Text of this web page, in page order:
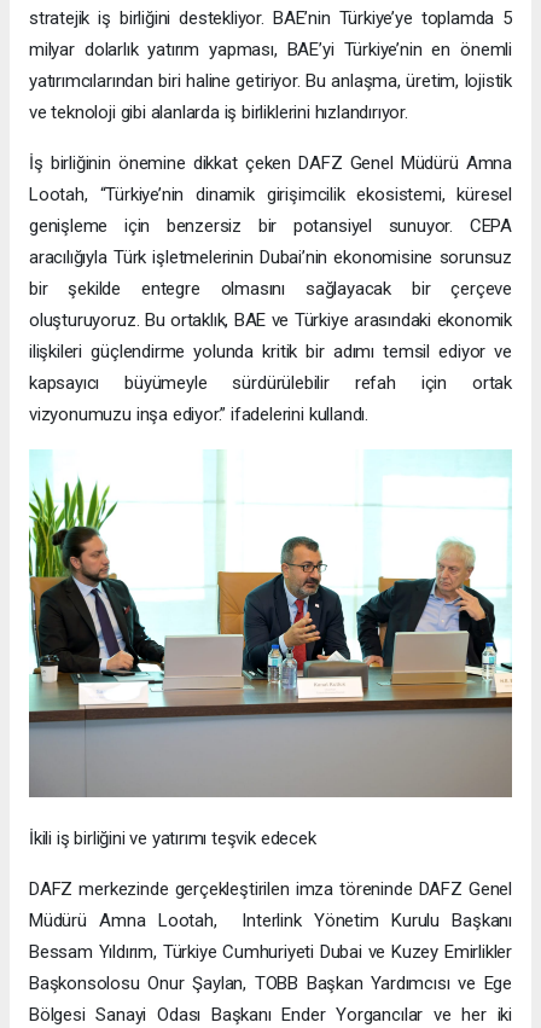
stratejik iş birliğini destekliyor. BAE’nin Türkiye’ye toplamda 5
milyar dolarlık yatırım yapması, BAE’yi Türkiye’nin en önemli
yatırımcılarından biri haline getiriyor. Bu anlaşma, üretim, lojistik
ve teknoloji gibi alanlarda iş birliklerini hızlandırıyor.
İş birliğinin önemine dikkat çeken DAFZ Genel Müdürü Amna
Lootah, “Türkiye’nin dinamik girişimcilik ekosistemi, küresel
genişleme için benzersiz bir potansiyel sunuyor. CEPA
aracılığıyla Türk işletmelerinin Dubai’nin ekonomisine sorunsuz
bir şekilde entegre olmasını sağlayacak bir çerçeve
oluşturuyoruz. Bu ortaklık, BAE ve Türkiye arasındaki ekonomik
ilişkileri güçlendirme yolunda kritik bir adımı temsil ediyor ve
kapsayıcı büyümeyle sürdürülebilir refah için ortak
vizyonumuzu inşa ediyor.” ifadelerini kullandı.
İkili iş birliğini ve yatırımı teşvik edecek
DAFZ merkezinde gerçekleştirilen imza töreninde DAFZ Genel
Müdürü Amna Lootah, Interlink Yönetim Kurulu Başkanı
Bessam Yıldırım, Türkiye Cumhuriyeti Dubai ve Kuzey Emirlikler
Başkonsolosu Onur Şaylan, TOBB Başkan Yardımcısı ve Ege
Bölgesi Sanayi Odası Başkanı Ender Yorgancılar ve her iki